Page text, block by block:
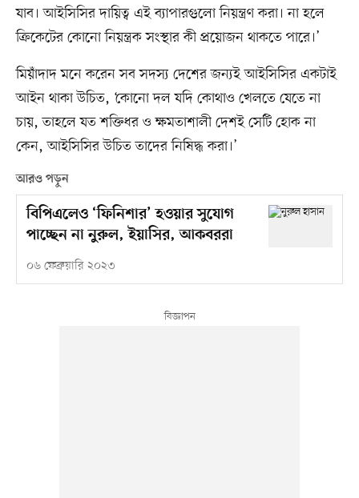
যাব। আইসিসির দায়িত্ব এই ব্যাপারগুলো নিয়ন্ত্রণ করা। না হলে
ক্রিকেটের কোনো নিয়ন্ত্রক সংস্থার কী প্রয়োজন থাকতে পারে।’
মিয়াঁদাদ মনে করেন সব সদস্য দেশের জন্যই আইসিসির একটাই
আইন থাকা উচিত, ‘কোনো দল যদি কোথাও খেলতে যেতে না
চায়, তাহলে যত শক্তিধর ও ক্ষমতাশালী দেশই সেটি হোক না
কেন, আইসিসির উচিত তাদের নিষিদ্ধ করা।’
আরও পড়ুন
বিপিএলেও ‘ফিনিশার’ হওয়ার সুযোগ
পাচ্ছেন না নুরুল, ইয়াসির, আকবররা
০৬ ফেব্রুয়ারি ২০২৩